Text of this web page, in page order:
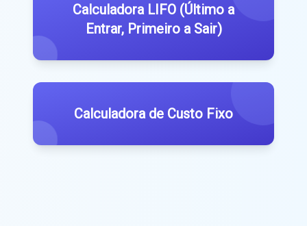
Calculadora LIFO (Último a
Entrar, Primeiro a Sair)
Calculadora de Custo Fixo